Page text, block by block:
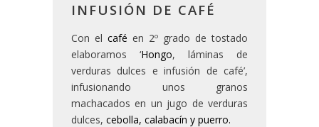
INFUSIÓN DE CAFÉ
Con el café en 2º grado de tostado
elaboramos ‘Hongo, láminas de
verduras dulces e infusión de café’,
infusionando unos granos
machacados en un jugo de verduras
dulces, cebolla, calabacín y puerro.